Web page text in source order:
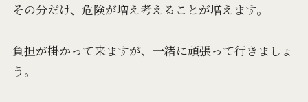
その分だけ、危険が増え考えることが増えます。
負担が掛かって来ますが、一緒に頑張って行きましょ
う。